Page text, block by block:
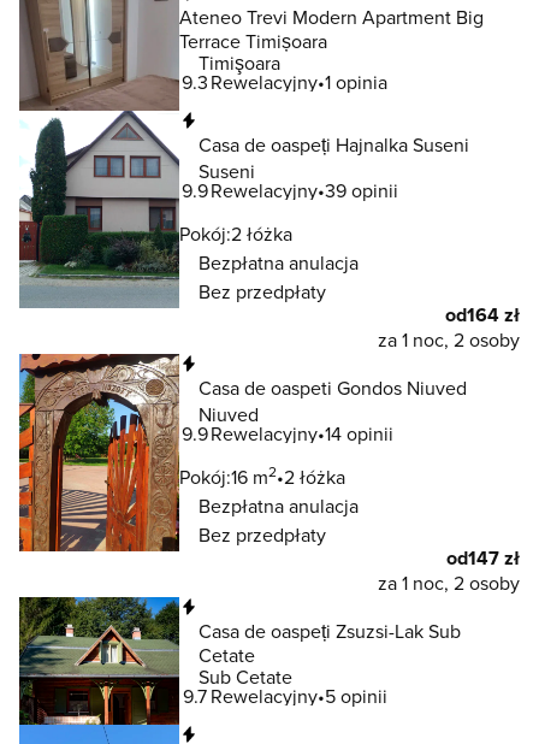
Ateneo Trevi Modern Apartment Big
Terrace Timișoara
Timişoara
9.3Rewelacyjny 1 opinia
Casa de oaspeți Hajnalka Suseni
Suseni
9.9Rewelacyjny 39 opinii
Pokój:2 łóżka
Bezpłatna anulacja
Bez przedpłaty
od164 zł
za 1 noc, 2 osoby
Casa de oaspeti Gondos Niuved
Niuved
9.9Rewelacyjny 14 opinii
Pokój:16 m2 2 łóżka
Bezpłatna anulacja
Bez przedpłaty
od147 zł
za 1 noc, 2 osoby
Casa de oaspeți Zsuzsi-Lak Sub
Cetate
Sub Cetate
9.7Rewelacyjny 5 opinii